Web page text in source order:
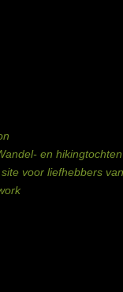
en
voor liefhebbers